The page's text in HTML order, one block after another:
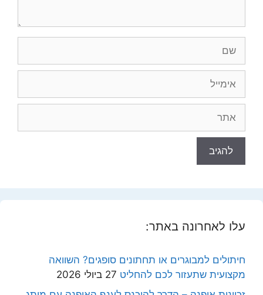
עלו לאחרונה באתר:
חיתולים למבוגרים או תחתונים סופגים? השוואה
מקצועית שתעזור לכם להחליט 27 ביולי 2026